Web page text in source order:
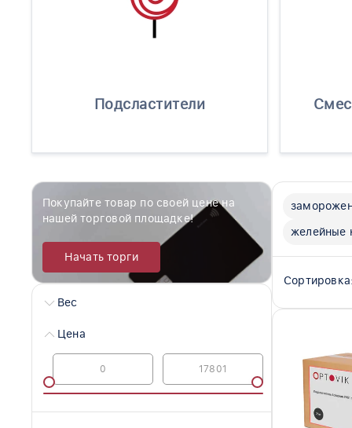
Подсластители
Покупайте товар по своей цене на
нашей торговой площадке!
Начать торги
Вес
Цена
желейные